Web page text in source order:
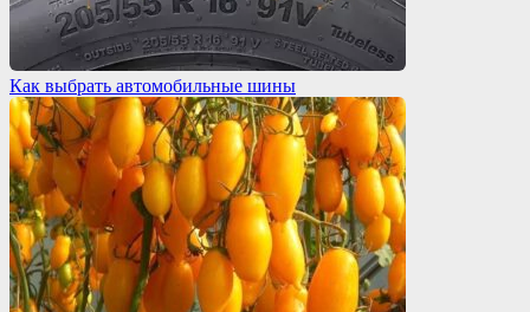
Как выбрать автомобильные шины